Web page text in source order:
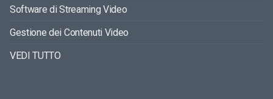
Software di Streaming Video
Gestione dei Contenuti Video
VEDI TUTTO